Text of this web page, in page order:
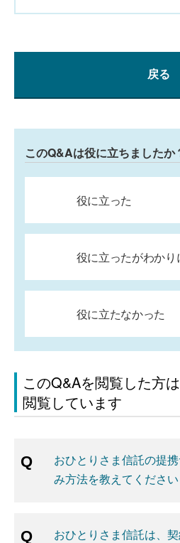
戻る
このQ&Aは役に立ちましたか
役に立った
役に立ったがわかり
役に立たなかった
このQ&Aを閲覧した方
閲覧しています
おひとりさま信託の提
み方法を教えてください
おひとりさま信託は、